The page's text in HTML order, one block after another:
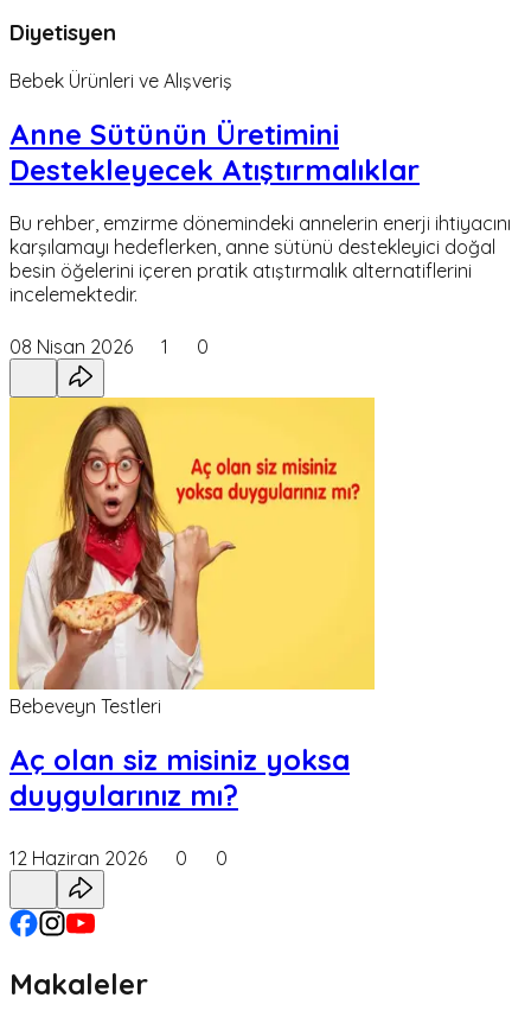
Diyetisyen
Bebek Ürünleri ve Alışveriş
Anne Sütünün Üretimini
Destekleyecek Atıştırmalıklar
Bu rehber, emzirme dönemindeki annelerin enerji ihtiyacını
karşılamayı hedeflerken, anne sütünü destekleyici doğal
besin öğelerini içeren pratik atıştırmalık alternatiflerini
incelemektedir.
08 Nisan 2026 1 0
Bebeveyn Testleri
Aç olan siz misiniz yoksa
duygularınız mı?
12 Haziran 2026 0 0
Makaleler